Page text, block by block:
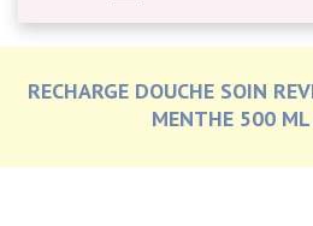
RECHARGE DOUCHE SOIN
MENTHE 500 ML